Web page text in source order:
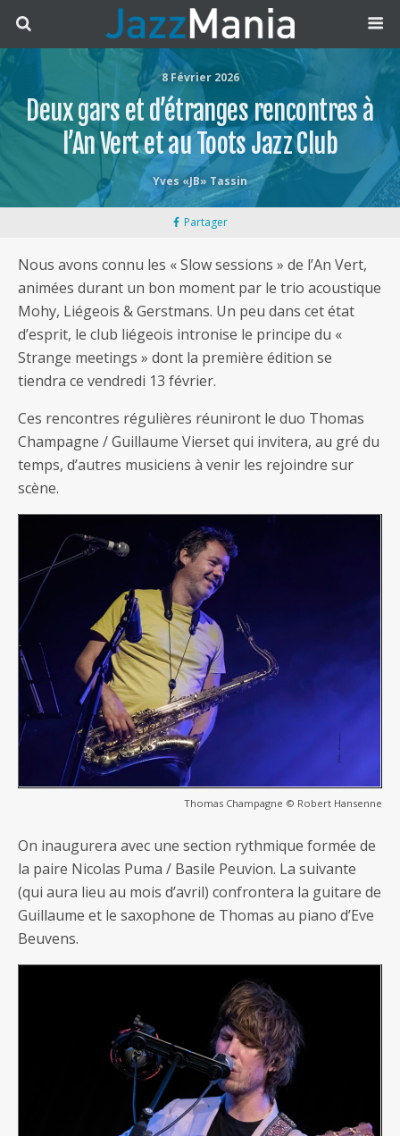
8 Février 2026
Deux gars et d’étranges rencontres à
l’An Vert et au Toots Jazz Club
Yves «JB» Tassin
Partager
Nous avons connu les « Slow sessions » de l’An Vert,
animées durant un bon moment par le trio acoustique
Mohy, Liégeois & Gerstmans. Un peu dans cet état
d’esprit, le club liégeois intronise le principe du «
Strange meetings » dont la première édition se
tiendra ce vendredi 13 février.
Ces rencontres régulières réuniront le duo Thomas
Champagne / Guillaume Vierset qui invitera, au gré du
temps, d’autres musiciens à venir les rejoindre sur
scène.
Thomas Champagne © Robert Hansenne
On inaugurera avec une section rythmique formée de
la paire Nicolas Puma / Basile Peuvion. La suivante
(qui aura lieu au mois d’avril) confrontera la guitare de
Guillaume et le saxophone de Thomas au piano d’Eve
Beuvens.